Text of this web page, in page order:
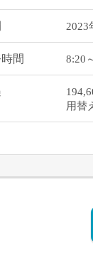
経理・
総務・
営業職
こども
2023
間 8:20
用替